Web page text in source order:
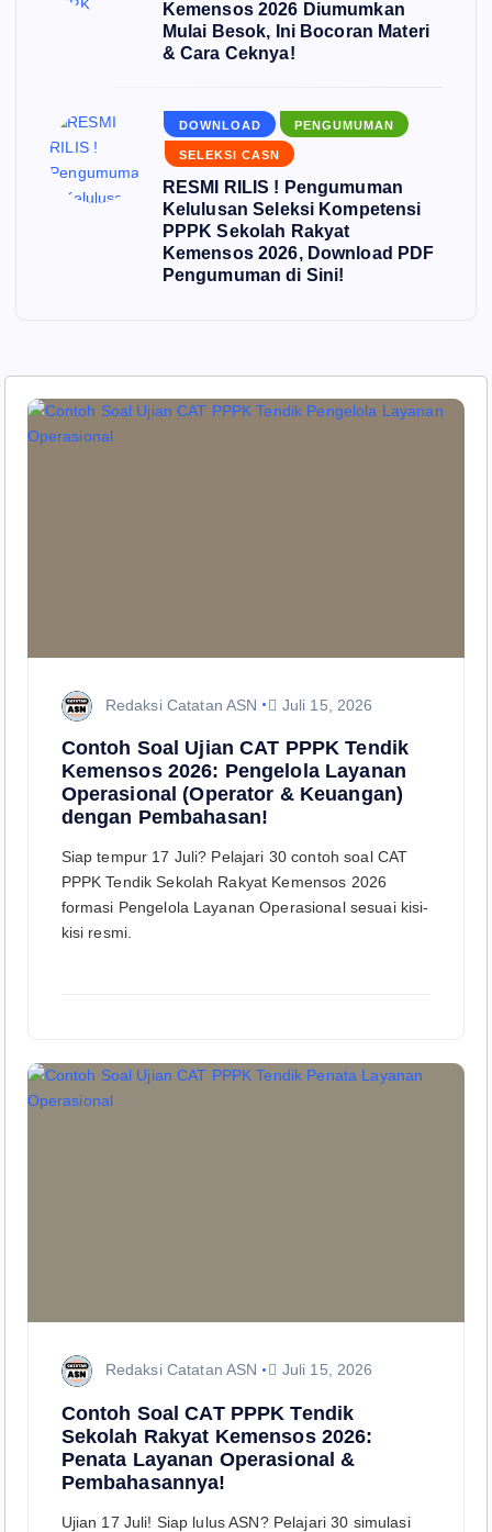
Kemensos 2026 Diumumkan
Mulai Besok, Ini Bocoran Materi
& Cara Ceknya!
DOWNLOAD PENGUMUMAN
SELEKSI CASN
RESMI RILIS ! Pengumuman
Kelulusan Seleksi Kompetensi
PPPK Sekolah Rakyat
Kemensos 2026, Download PDF
Pengumuman di Sini!
Redaksi Catatan ASN Juli 15, 2026
Contoh Soal Ujian CAT PPPK Tendik
Kemensos 2026: Pengelola Layanan
Operasional (Operator & Keuangan)
dengan Pembahasan!
Siap tempur 17 Juli? Pelajari 30 contoh soal CAT
PPPK Tendik Sekolah Rakyat Kemensos 2026
formasi Pengelola Layanan Operasional sesuai kisi-
kisi resmi.
Redaksi Catatan ASN Juli 15, 2026
Contoh Soal CAT PPPK Tendik
Sekolah Rakyat Kemensos 2026:
Penata Layanan Operasional &
Pembahasannya!
Ujian 17 Juli! Siap lulus ASN? Pelajari 30 simulasi